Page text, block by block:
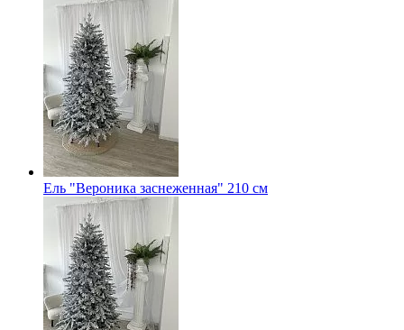
Ель "Вероника заснеженная" 210 см